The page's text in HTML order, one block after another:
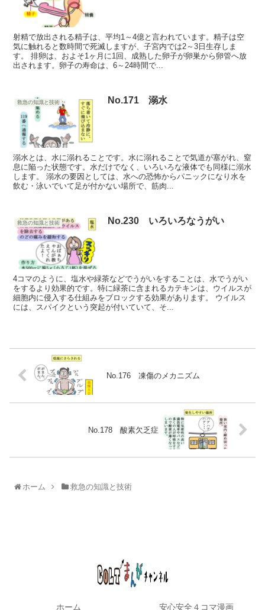
射精で放出される精子は、平均1～4億と言われています。精子は空
気に触れると数時間で死滅しますが、子宮内では2～3日生存しま
す。 排卵は、およそ1ヶ月に1回、成熟した卵子が卵巣から卵管へ放
出されます。卵子の寿命は、6～24時間で...
救急の知識と技術 No.171 溺水
溺水とは、水に溺れることです。水に溺れることで気道が塞がれ、窒
息に陥った状態です。水だけでなく、いろいろな液体でも同様に溺水
します。 溺水の要因としては、水への恐怖からパニックになり水を
飲む・泳いでいて足が付かない場所で、筋肉...
救急の知識と技術 No.230 いろいろなうがい
4コマのように、塩水や緑茶などでうがいをすることは、水でうがい
をするより効果的です。特に緑茶に含まれるカテキンは、ウイルスが
細胞内に侵入する仕組みをブロックする効果があります。 ウイルス
には、スパイクという突起が付いていて、そ...
No.176 凍傷のメカニズム
No.178 酸素欠乏症
ホーム 救急の知識と技術
ホーム 安心安全４コマ漫画